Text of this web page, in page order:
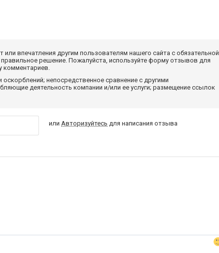
впечатления другим пользователям нашего сайта с обязательной
решение. Пожалуйста, используйте форму отзывов для
комментариев.
непосредственное сравнение с другими
деятельность компании и/или ее услуги; размещение ссылок
илиАвторизуйтесь для написания отзыва